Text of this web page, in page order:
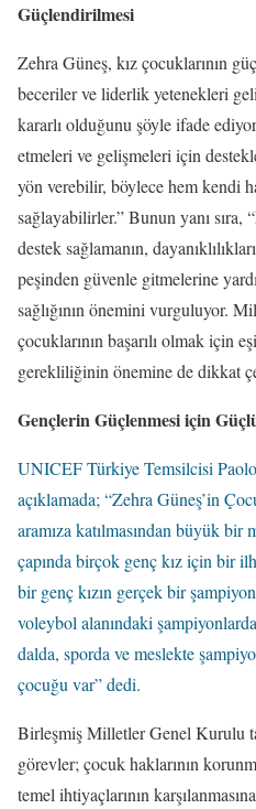
Güçlendirilmesi
Zehra Güneş, kız çocuklarının
beceriler ve liderlik yetenekleri
kararlı olduğunu şöyle ifade
etmeleri ve gelişmeleri için
yön verebilir, böylece hem kendi
sağlayabilirler.” Bunun yanı sıra,
destek sağlamanın,
peşinden güvenle gitmelerine
sağlığının önemini vurguluyor.
çocuklarının başarılı olmak için
gerekliliğinin önemine de dikkat
Gençlerin Güçlenmesi için
UNICEF Türkiye Temsilcisi
açıklamada; “Zehra Güneş’in
aramıza katılmasından büyük
çapında birçok genç kız için bir
bir genç kızın gerçek bir
voleybol alanındaki
dalda, sporda ve meslekte
çocuğu var” dedi.
Birleşmiş Milletler Genel Kurulu
görevler; çocuk haklarının
temel ihtiyaçlarının